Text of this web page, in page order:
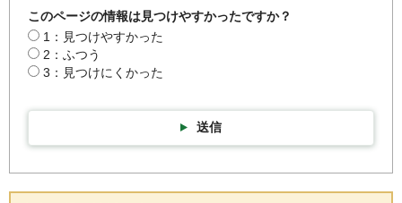
このページの情報は見つけやすかったですか？
1：見つけやすかった
2：ふつう
3：見つけにくかった
送信